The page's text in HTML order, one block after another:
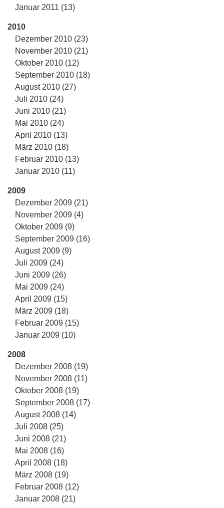
Januar 2011 (13)
2010
Dezember 2010 (23)
November 2010 (21)
Oktober 2010 (12)
September 2010 (18)
August 2010 (27)
Juli 2010 (24)
Juni 2010 (21)
Mai 2010 (24)
April 2010 (13)
März 2010 (18)
Februar 2010 (13)
Januar 2010 (11)
2009
Dezember 2009 (21)
November 2009 (4)
Oktober 2009 (9)
September 2009 (16)
August 2009 (9)
Juli 2009 (24)
Juni 2009 (26)
Mai 2009 (24)
April 2009 (15)
März 2009 (18)
Februar 2009 (15)
Januar 2009 (10)
2008
Dezember 2008 (19)
November 2008 (11)
Oktober 2008 (19)
September 2008 (17)
August 2008 (14)
Juli 2008 (25)
Juni 2008 (21)
Mai 2008 (16)
April 2008 (18)
März 2008 (19)
Februar 2008 (12)
Januar 2008 (21)